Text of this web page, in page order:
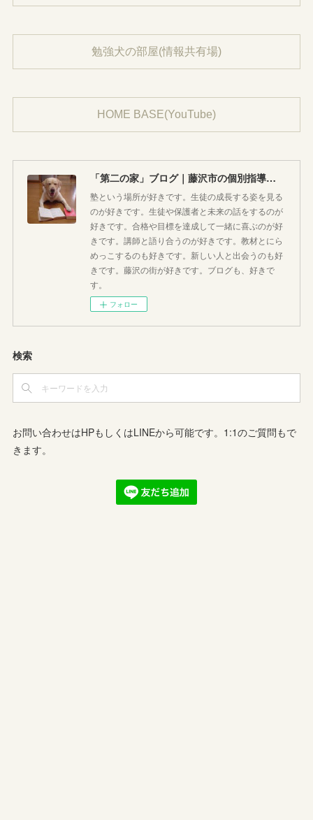
勉強犬の部屋(情報共有場)
HOME BASE(YouTube)
「第二の家」ブログ｜藤沢市の個別指導塾のお話
塾という場所が好きです。生徒の成長する姿を見る
のが好きです。生徒や保護者と未来の話をするのが
好きです。合格や目標を達成して一緒に喜ぶのが好
きです。講師と語り合うのが好きです。教材とにら
めっこするのも好きです。新しい人と出会うのも好
きです。藤沢の街が好きです。ブログも、好きで
す。
フォロー
検索
お問い合わせはHPもしくはLINEから可能です。1:1のご質問もで
きます。